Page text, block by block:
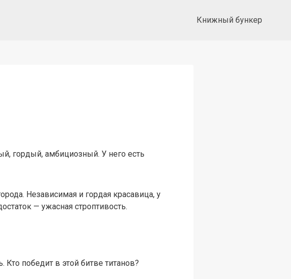
Книжный бункер
гордый, амбициозный. У него есть
Независимая и гордая красавица, у
— ужасная строптивость.
Кто победит в этой битве титанов?